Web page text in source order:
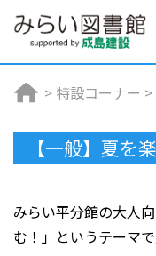
> 特設コーナー >
【一般】夏を
みらい平分館の大人
む！」というテーマ